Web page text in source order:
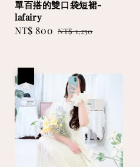
單百搭的雙口袋短裙-
lafairy
Sale
NT$ 800 Regular
NT$ 1,250